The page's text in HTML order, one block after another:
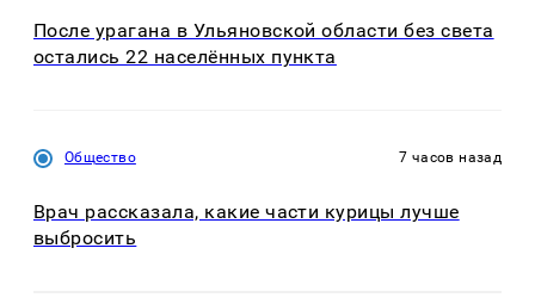
После урагана в Ульяновской области без света
остались 22 населённых пункта
Общество 7 часов назад
Врач рассказала, какие части курицы лучше
выбросить